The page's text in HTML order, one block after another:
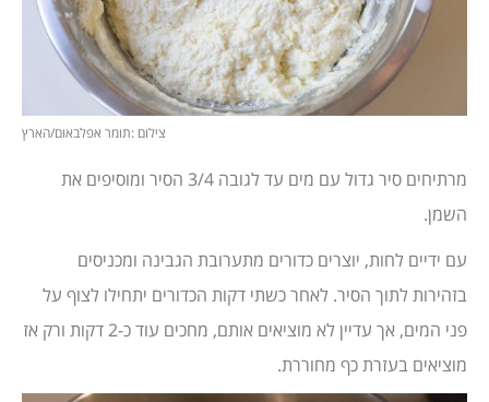
צילום :תומר אפלבאום/הארץ
מרתיחים סיר גדול עם מים עד לגובה 3/4 הסיר ומוסיפים את
השמן.
עם ידיים לחות, יוצרים כדורים מתערובת הגבינה ומכניסים
בזהירות לתוך הסיר. לאחר כשתי דקות הכדורים יתחילו לצוף על
פני המים, אך עדיין לא מוציאים אותם, מחכים עוד כ-2 דקות ורק אז
מוציאים בעזרת כף מחוררת.